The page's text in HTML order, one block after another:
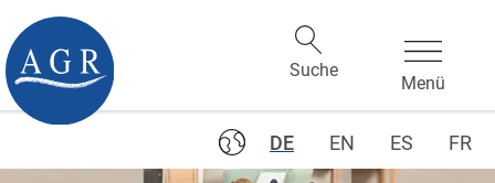
DE EN ES FR